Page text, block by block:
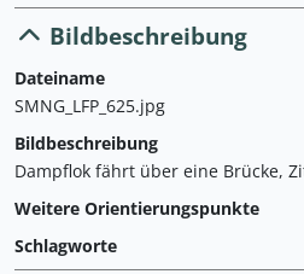
Bildbeschreibung
Dateiname
SMNG_LFP_625.jpg
Bildbeschreibung
Dampflok fährt über eine Brücke,
Weitere Orientierungspunkte
Schlagworte